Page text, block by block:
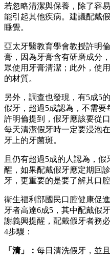
若忽略清潔與保養，除了容
能引起其他疾病。建議配戴
睡覺。
亞太牙醫教育學會教授許明
膏，因為牙膏含有研磨成分
眾使用牙膏清潔；此外，使
的材質。
另外，調查也發現，有5成5
假牙，超過5成認為，不需要
許明倫提到，假牙應該要從
每天清潔假牙時一定要浸泡
牙上的牙菌斑。
且仍有超過5成的人認為，
醒，如果配戴假牙應定期回
牙，更重要的是要了解其口腔
衛生福利部國民口腔健康促
牙者高達6成5，其中配戴假
謝義興提醒，配戴假牙者務
4步驟：
「清」： 每日清洗假牙，並